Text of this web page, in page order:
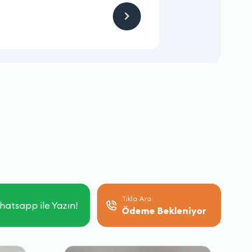
ile Yazın!
Tıkla Ara
Ödeme Bekleniyor